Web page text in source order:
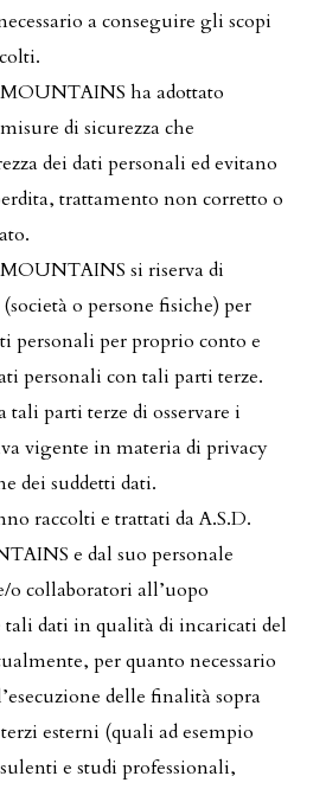
a conseguire gli scopi
ha adottato
di sicurezza che
dei dati personali ed evitano
trattamento non corretto o
si riserva di
o persone fisiche) per
personali per proprio conto e
personali con tali parti terze.
parti terze di osservare i
vigente in materia di privacy
dei suddetti dati.
raccolti e trattati da A.S.D.
e dal suo personale
collaboratori all’uopo
dati in qualità di incaricati del
per quanto necessario
delle finalità sopra
esterni (quali ad esempio
e studi professionali,